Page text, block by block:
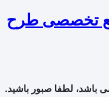
باشد، لطفا صبور باشید.